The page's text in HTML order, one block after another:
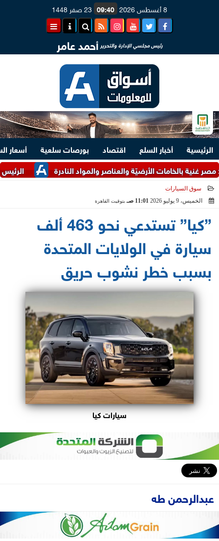
8 أغسطس 2026 09:40 23 صفر 1448
رئيس مجلسي الإدارة والتحرير أحمد عامر
الرئيسية أخبار السلع اقتصاد بورصات سلعية
أسعار
الرئيس
بالخامات الأرضيّة والعناصر والمواد النادرة
سوق السيارات
الخميس، 9 يوليو 2026
11:01 صـ بتوقيت القاهرة
”كيا” تستدعي نحو 463 ألف
سيارة في الولايات المتحدة
بسبب خطر نشوب حريق
سيارات كيا
عبدالرحمن طه